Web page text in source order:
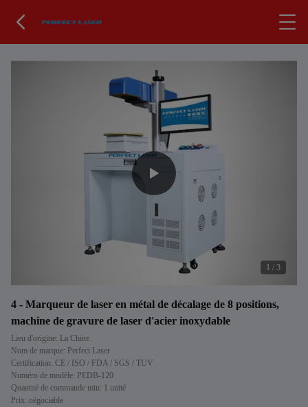
1 / 3
4 - Marqueur de laser en métal de décalage de 8 positions,
machine de gravure de laser d'acier inoxydable
Lieu d'origine: La Chine
Nom de marque: Perfect Laser
Certification: CE / ISO / FDA / SGS / TUV
Numéro de modèle: PEDB-120
Quantité de commande min: 1 unité
Prix: négociable